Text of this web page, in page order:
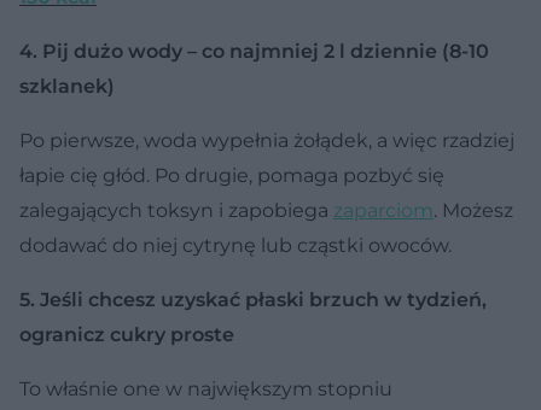
4. Pij dużo wody – co najmniej 2 l dziennie (8-10
szklanek)
Po pierwsze, woda wypełnia żołądek, a więc rzadziej
łapie cię głód. Po drugie, pomaga pozbyć się
zalegających toksyn i zapobiega zaparciom. Możesz
dodawać do niej cytrynę lub cząstki owoców.
5. Jeśli chcesz uzyskać płaski brzuch w tydzień,
ogranicz cukry proste
To właśnie one w największym stopniu